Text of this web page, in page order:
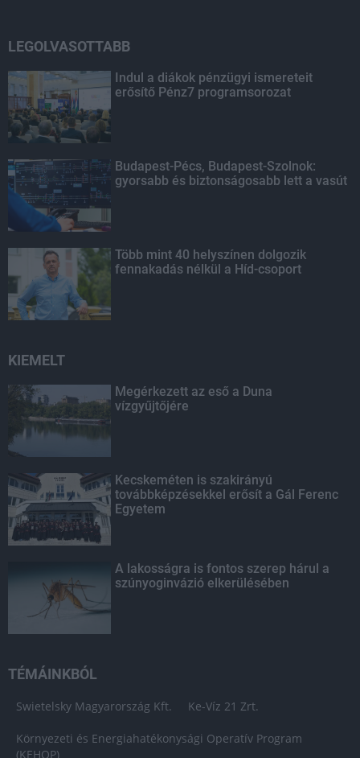
LEGOLVASOTTABB
Indul a diákok pénzügyi ismereteit
erősítő Pénz7 programsorozat
Budapest-Pécs, Budapest-Szolnok:
gyorsabb és biztonságosabb lett a vasút
Több mint 40 helyszínen dolgozik
fennakadás nélkül a Híd-csoport
KIEMELT
Megérkezett az eső a Duna
vízgyűjtőjére
Kecskeméten is szakirányú
továbbképzésekkel erősít a Gál Ferenc
Egyetem
A lakosságra is fontos szerep hárul a
szúnyoginvázió elkerülésében
TÉMÁINKBÓL
Swietelsky Magyarország Kft. Ke-Víz 21 Zrt.
Környezeti és Energiahatékonysági Operatív Program
(KEHOP)